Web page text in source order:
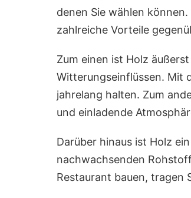
denen Sie wählen
zahlreiche Vorteile
Zum einen ist Holz
Witterungseinflüssen. Mit
jahrelang halten. Zum
und einladende
Darüber hinaus ist Holz
nachwachsenden
Restaurant bauen, tragen